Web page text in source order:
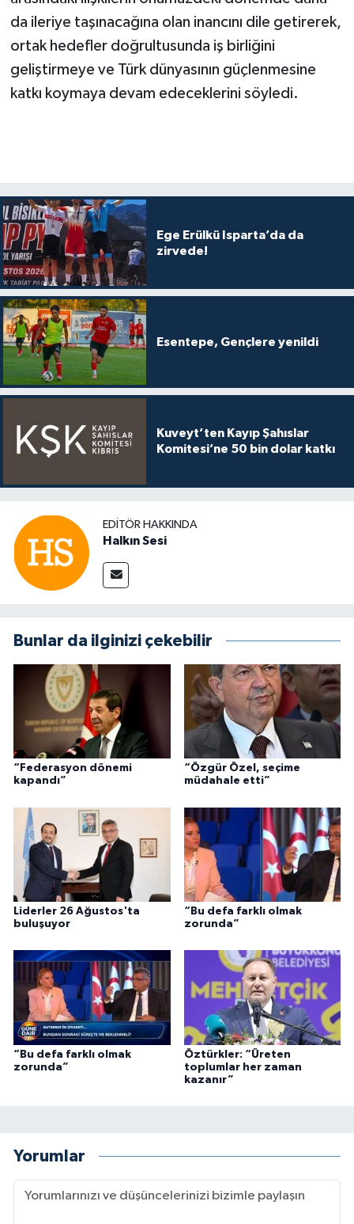
da ileriye taşınacağına olan inancını dile getirerek,
ortak hedefler doğrultusunda iş birliğini
geliştirmeye ve Türk dünyasının güçlenmesine
katkı koymaya devam edeceklerini söyledi.
Ege Erülkü Isparta’da da
zirvede!
Esentepe, Gençlere yenildi
Kuveyt’ten Kayıp Şahıslar
Komitesi’ne 50 bin dolar katkı
EDITÖR HAKKINDA
Halkın Sesi
Bunlar da ilginizi çekebilir
“Federasyon dönemi
kapandı”
“Özgür Özel, seçime
müdahale etti”
Liderler 26 Ağustos'ta
buluşuyor
“Bu defa farklı olmak
zorunda”
“Bu defa farklı olmak
zorunda”
Öztürkler: “Üreten
toplumlar her zaman
kazanır”
Yorumlar